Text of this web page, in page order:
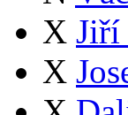
X Jiří
X